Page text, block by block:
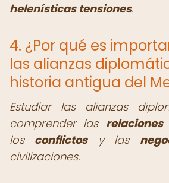
helenísticas tensiones.
4. ¿Por qué es
las alianzas
historia antigua del
Estudiar las alianzas
comprender las
los conflictosy las
civilizaciones.